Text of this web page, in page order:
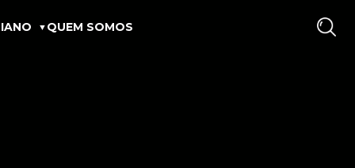
QUEM SOMOS